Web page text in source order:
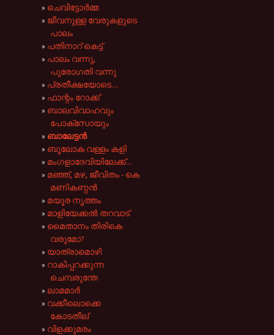
ചെവിട്ടോർമ്മ
ജീവനുള്ള വേരുകളുടെ
പാലം
പതിനാറ് കെട്ട്
പാലം വന്നു,
പുരോഗതി വന്നു
പ്രതീക്ഷയോടെ....
ഫാന്റം റോക്ക്
ബാലവിവാഹവും
പോക്സോയും
ബാലേട്ടൻ
ബൂലോക വള്ളം കളി
മംഗളാദേവിയിലേക്ക്...
മഞ്ഞ്, മഴ, ജീവിതം - കെ
മണികണ്ഠൻ
മയൂര നൃത്തം
മാളിയേക്കല്‍ തറവാട്
മൈതാനം തിരികെ
വരുമോ?
യാത്രാമൊഴി
റാകിപ്പറക്കുന്ന
ചെമ്പരുന്തേ
ലാമമാര്‍
വക്കീലൊക്കെ
കോടതീല്
വിളക്കുമരം